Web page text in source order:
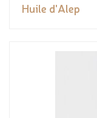
Huile d'Alep